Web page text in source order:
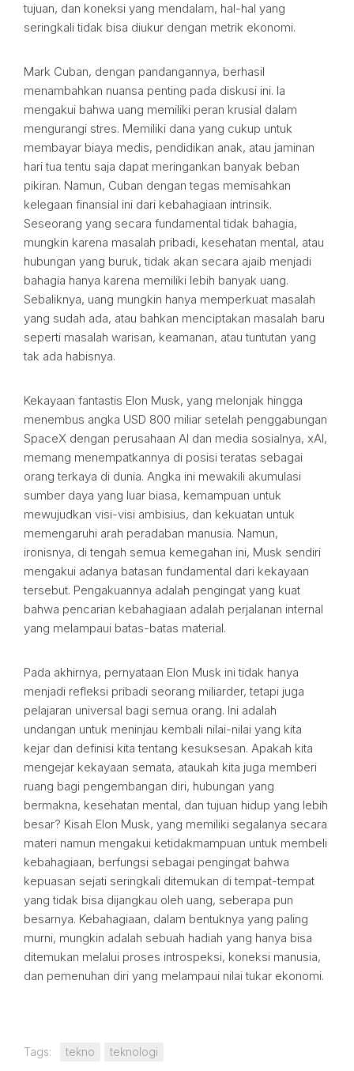
tujuan, dan koneksi yang mendalam, hal-hal yang
seringkali tidak bisa diukur dengan metrik ekonomi.
Mark Cuban, dengan pandangannya, berhasil
menambahkan nuansa penting pada diskusi ini. Ia
mengakui bahwa uang memiliki peran krusial dalam
mengurangi stres. Memiliki dana yang cukup untuk
membayar biaya medis, pendidikan anak, atau jaminan
hari tua tentu saja dapat meringankan banyak beban
pikiran. Namun, Cuban dengan tegas memisahkan
kelegaan finansial ini dari kebahagiaan intrinsik.
Seseorang yang secara fundamental tidak bahagia,
mungkin karena masalah pribadi, kesehatan mental, atau
hubungan yang buruk, tidak akan secara ajaib menjadi
bahagia hanya karena memiliki lebih banyak uang.
Sebaliknya, uang mungkin hanya memperkuat masalah
yang sudah ada, atau bahkan menciptakan masalah baru
seperti masalah warisan, keamanan, atau tuntutan yang
tak ada habisnya.
Kekayaan fantastis Elon Musk, yang melonjak hingga
menembus angka USD 800 miliar setelah penggabungan
SpaceX dengan perusahaan AI dan media sosialnya, xAI,
memang menempatkannya di posisi teratas sebagai
orang terkaya di dunia. Angka ini mewakili akumulasi
sumber daya yang luar biasa, kemampuan untuk
mewujudkan visi-visi ambisius, dan kekuatan untuk
memengaruhi arah peradaban manusia. Namun,
ironisnya, di tengah semua kemegahan ini, Musk sendiri
mengakui adanya batasan fundamental dari kekayaan
tersebut. Pengakuannya adalah pengingat yang kuat
bahwa pencarian kebahagiaan adalah perjalanan internal
yang melampaui batas-batas material.
Pada akhirnya, pernyataan Elon Musk ini tidak hanya
menjadi refleksi pribadi seorang miliarder, tetapi juga
pelajaran universal bagi semua orang. Ini adalah
undangan untuk meninjau kembali nilai-nilai yang kita
kejar dan definisi kita tentang kesuksesan. Apakah kita
mengejar kekayaan semata, ataukah kita juga memberi
ruang bagi pengembangan diri, hubungan yang
bermakna, kesehatan mental, dan tujuan hidup yang lebih
besar? Kisah Elon Musk, yang memiliki segalanya secara
materi namun mengakui ketidakmampuan untuk membeli
kebahagiaan, berfungsi sebagai pengingat bahwa
kepuasan sejati seringkali ditemukan di tempat-tempat
yang tidak bisa dijangkau oleh uang, seberapa pun
besarnya. Kebahagiaan, dalam bentuknya yang paling
murni, mungkin adalah sebuah hadiah yang hanya bisa
ditemukan melalui proses introspeksi, koneksi manusia,
dan pemenuhan diri yang melampaui nilai tukar ekonomi.
Tags: tekno teknologi